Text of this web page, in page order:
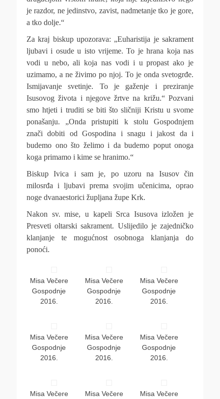
je razdor, ne jedinstvo, zavist, nadmetanje tko je gore,
a tko dolje.“
Za kraj biskup upozorava: „Euharistija je sakrament
ljubavi i osude u isto vrijeme. To je hrana koja nas
vodi u nebo, ali koja nas vodi i u propast ako je
uzimamo, a ne živimo po njoj. To je onda svetogrđe.
Ismijavanje svetinje. To je gaženje i preziranje
Isusovog života i njegove žrtve na križu.“ Pozvani
smo htjeti i truditi se biti što sličniji Kristu u svome
ponašanju. „Onda pristupiti k stolu Gospodnjem
znači dobiti od Gospodina i snagu i jakost da i
budemo ono što želimo i da budemo poput onoga
koga primamo i kime se hranimo.“
Biskup Ivica i sam je, po uzoru na Isusov čin
milosrđa i ljubavi prema svojim učenicima, oprao
noge dvanaestorici župljana župe Krk.
Nakon sv. mise, u kapeli Srca Isusova izložen je
Presveti oltarski sakrament. Uslijedilo je zajedničko
klanjanje te mogućnost osobnoga klanjanja do
ponoći.
Misa Večere
Gospodnje
2016.
Misa Večere
Gospodnje
2016.
Misa Večere
Gospodnje
2016.
Misa Večere
Gospodnje
2016.
Misa Večere
Gospodnje
2016.
Misa Večere
Gospodnje
2016.
Misa Večere
Misa Večere
Misa Večere